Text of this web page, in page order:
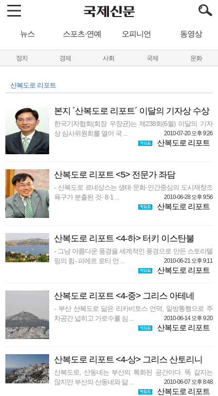
뉴스 스포츠·연예 오피니언 동영상
정치 경제 사회 국제 문화
산복도로 리포트
본지 ´산복도로 리포트´ 이달의 기자상 수상
한국기자협회(회장 우장균)는 제238회(6월) 이달의 기자
상 심사위원회를 열어 국 ...
2010-07-20 오후 9:26
산복도로 리포트
산복도로 리포트 <5> 전문가 좌담
- 산복도로 르네상스는 생태·문화·인간중심의 도시재창조
욕구가 분출된 것- 8·1 ...
2010-06-28 오후 9:56
산복도로 리포트
산복도로 리포트 <4-하> 터키 이스탄불
- 그냥 아름다운 풍경을 세계적인 풍경으로 만든 스토리텔
링의 힘- 피에르 로티 언 ...
2010-06-21 오후 9:11
산복도로 리포트
산복도로 리포트 <4-중> 그리스 아테네
- 부산 산복도로 닮은 리카비토스 언덕, 일방통행으로 주
차공간 넓히고 가로수를 심 ...
2010-06-14 오후 9:20
산복도로 리포트
산복도로 리포트 <4-상> 그리스 산토리니
산복도로, 산동네는 부산의 특화된 공간이다. 똑 같지는
않지만 부산의 산동네와 닮 ...
2010-06-07 오후 8:48
산복도로 리포트